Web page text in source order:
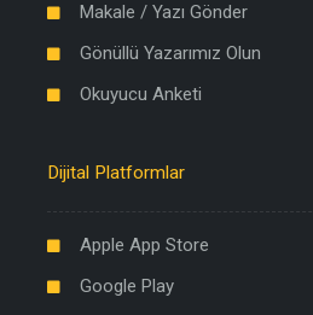
Makale / Yazı Gönder
Gönüllü Yazarımız Olun
Okuyucu Anketi
Dijital Platformlar
Apple App Store
Google Play